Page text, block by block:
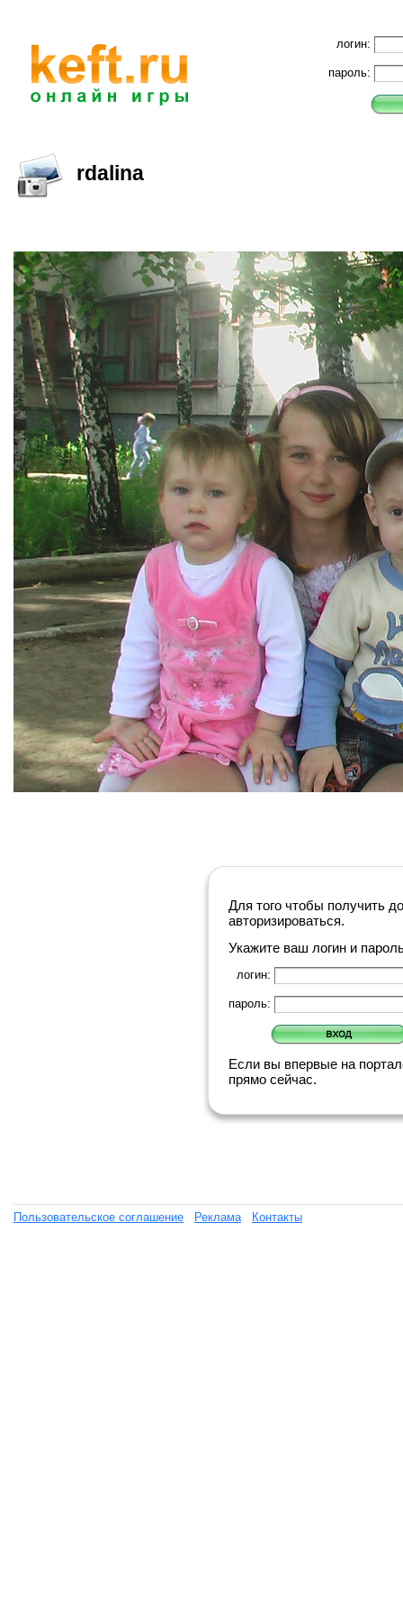
логин:
пароль:
rdalina
Для того чтобы получить
авторизироваться.
Укажите ваш логин и
логин:
пароль:
Если вы впервые на
прямо сейчас.
Пользовательское соглашение Реклама Контакты